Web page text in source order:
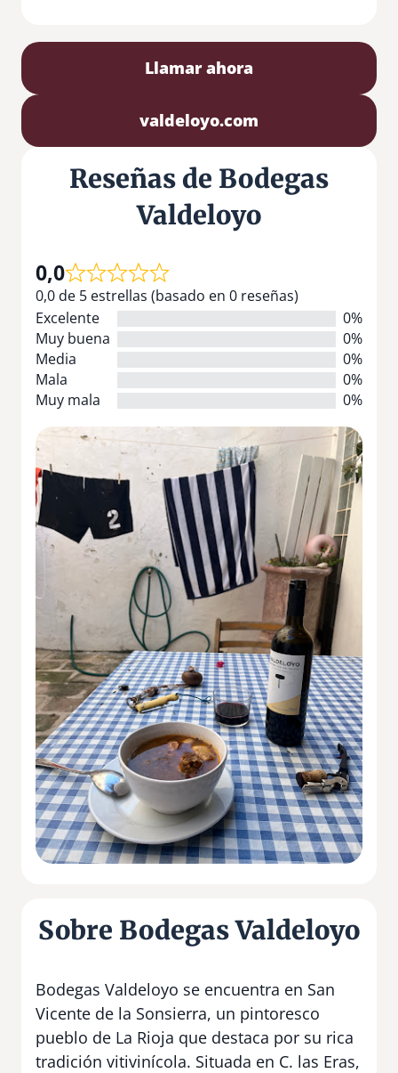
Llamar ahora
valdeloyo.com
Reseñas de Bodegas
Valdeloyo
0,0
0,0 de 5 estrellas (basado en 0 reseñas)
Excelente
0%
Muy buena
0%
Media
0%
Mala
0%
Muy mala
0%
Sobre Bodegas Valdeloyo
Bodegas Valdeloyo se encuentra en San
Vicente de la Sonsierra, un pintoresco
pueblo de La Rioja que destaca por su rica
tradición vitivinícola. Situada en C. las Eras,